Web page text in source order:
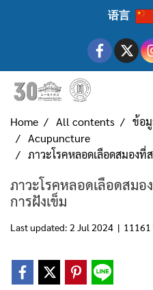
语言
Home All contents
ข้อ
Acupuncture
ภาวะโรคหลอดเลือดสมองที่
ภาวะโรคหลอดเลือดสมอ
การฝังเข็ม
Last updated: 2 Jul 2024 | 11161